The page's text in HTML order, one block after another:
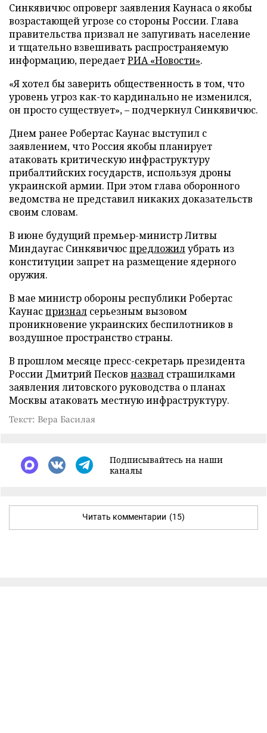
Синкявичюс опроверг заявления Каунаса о якобы
возрастающей угрозе со стороны России. Глава
правительства призвал не запугивать население
и тщательно взвешивать распространяемую
информацию, передаетРИА «Новости».
«Я хотел бы заверить общественность в том, что
уровень угроз как-то кардинально не изменился,
он просто существует», – подчеркнул Синкявичюс.
Днем ранее Робертас Каунас выступил с
заявлением, что Россия якобы планирует
атаковать критическую инфраструктуру
прибалтийских государств, используя дроны
украинской армии. При этом глава оборонного
ведомства не представил никаких доказательств
своим словам.
В июне будущий премьер-министр Литвы
Миндаугас Синкявичюспредложилубрать из
конституции запрет на размещение ядерного
оружия.
В мае министр обороны республики Робертас
Каунаспризнал серьезным вызовом
проникновение украинских беспилотников в
воздушное пространство страны.
В прошлом месяце пресс-секретарь президента
России Дмитрий Песков назвал страшилками
заявления литовского руководства о планах
Москвы атаковать местную инфраструктуру.
Текст: Вера Басилая
Подписывайтесь на наши
каналы
Читать комментарии (15)